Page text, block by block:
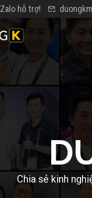
Zalo hỗ trợ!
Chia sẻ kinh nghi
D